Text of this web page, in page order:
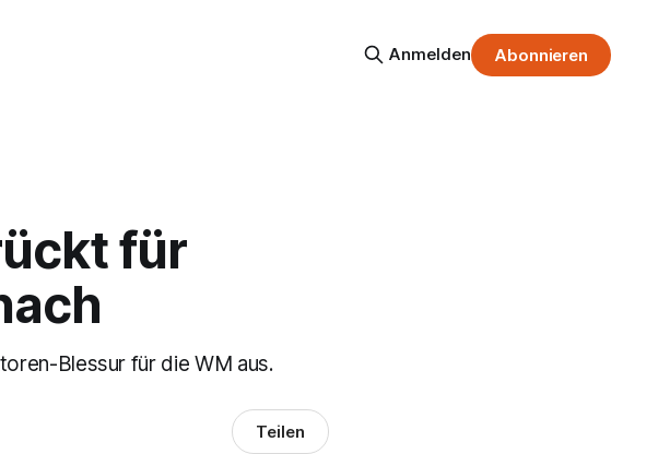
Anmelden Abonnieren
für
Blessur für die WM aus.
Teilen